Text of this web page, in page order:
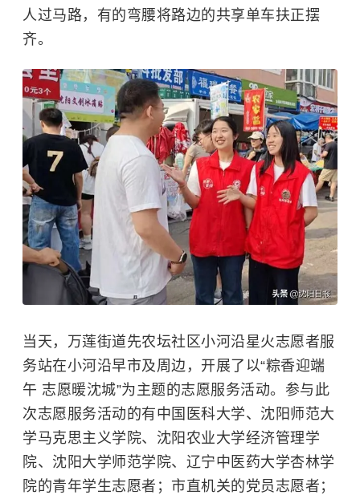
人过马路，有的弯腰将路边的共享单车扶正摆
齐。
当天，万莲街道先农坛社区小河沿星火志愿者服
务站在小河沿早市及周边，开展了以“粽香迎端
午 志愿暖沈城”为主题的志愿服务活动。参与此
次志愿服务活动的有中国医科大学、沈阳师范大
学马克思主义学院、 沈阳农业大学经济管理学
院、 沈阳大学师范学院、辽宁中医药大学杏林学
院的青年学生志愿者；市直机关的党员志愿者；